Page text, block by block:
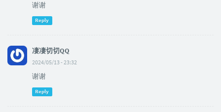
谢谢
Reply
凄凄切切QQ
2024/05/13 - 23:32
谢谢
Reply